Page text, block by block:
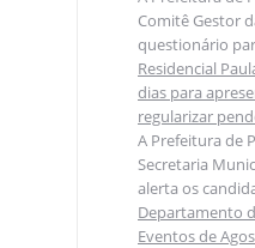
Comitê Gestor
questionário
Residencial
dias para
regularizar
A Prefeitura de
Secretaria
alerta os
Departamento
Eventos de